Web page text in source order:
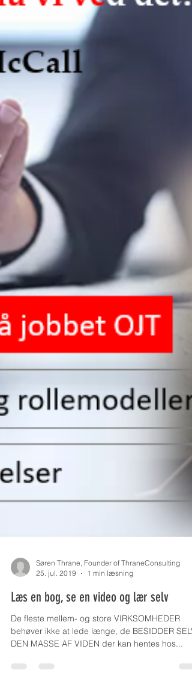
Søren Thrane, Founder of ThraneConsulting
Læs en bog, se en video og lær selv
behøver ikke at lede længe, de BESIDDER SELV